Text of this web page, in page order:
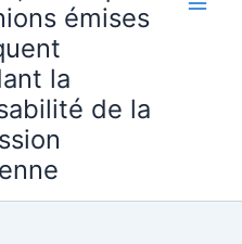
émises
la
de la